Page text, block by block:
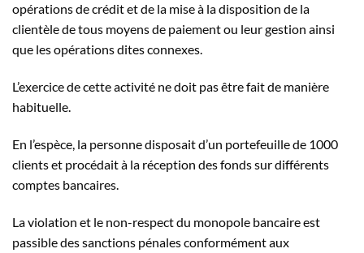
opérations de crédit et de la mise à la disposition de la
clientèle de tous moyens de paiement ou leur gestion ainsi
que les opérations dites connexes.
L’exercice de cette activité ne doit pas être fait de manière
habituelle.
En l’espèce, la personne disposait d’un portefeuille de 1000
clients et procédait à la réception des fonds sur différents
comptes bancaires.
La violation et le non-respect du monopole bancaire est
passible des sanctions pénales conformément aux